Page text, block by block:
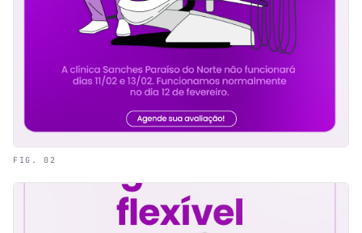
FIG. 02